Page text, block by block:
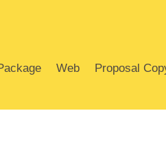
Web Proposal